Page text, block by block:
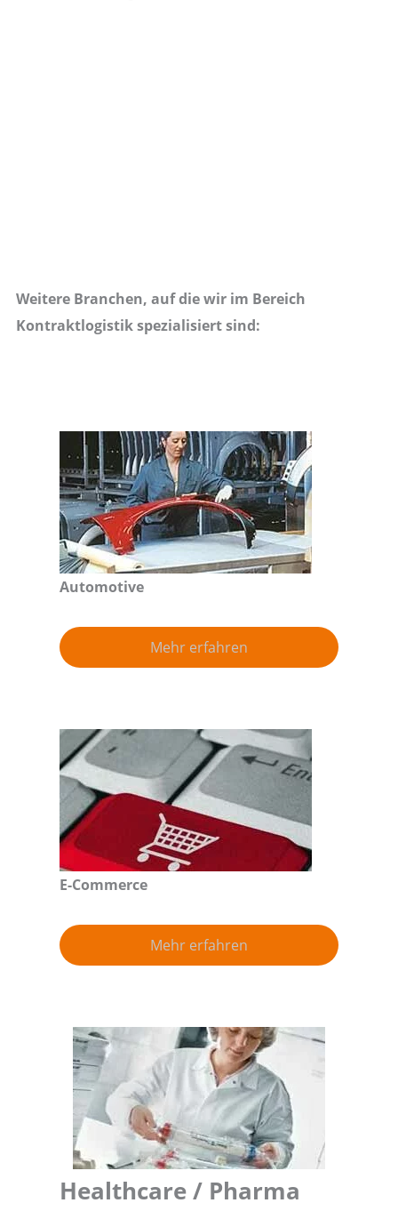
Weitere Branchen, auf die wir im Bereich
Kontraktlogistik spezialisiert sind:
Automotive
Mehr erfahren
E-Commerce
Mehr erfahren
Healthcare / Pharma